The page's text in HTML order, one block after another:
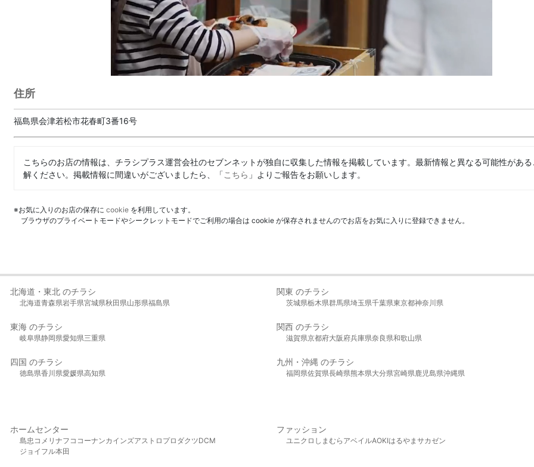
住所
福島県会津若松市花春町3番16号
こちらのお店の情報は、チラシプラス運営会社のセブンネットが独自に収集した情報を掲載しています。最新情報と異なる可能性があ
解ください。掲載情報に間違いがございましたら、「こちら 」よりご報告をお願いします。
※お気に入りのお店の保存に cookie を利用しています。
ブラウザのプライベートモードやシークレットモードでご利用の場合は cookie が保存されませんのでお店をお気に入りに登録できません。
北海道・東北 のチラシ
北海道青森県岩手県宮城県秋田県山形県福島県
関東 のチラシ
茨城県栃木県群馬県埼玉県千葉県東京都神奈川県
東海 のチラシ
岐阜県静岡県愛知県三重県
関西 のチラシ
滋賀県京都府大阪府兵庫県奈良県和歌山県
四国 のチラシ
徳島県香川県愛媛県高知県
九州・沖縄 のチラシ
福岡県佐賀県長崎県熊本県大分県宮崎県鹿児島県沖縄県
ホームセンター
島忠 コメリ ナフコ コーナンカインズアストロプロダクツDCM
ジョイフル本田
ファッション
ユニクロ しまむら アベイルAOKIはるやま サカゼン